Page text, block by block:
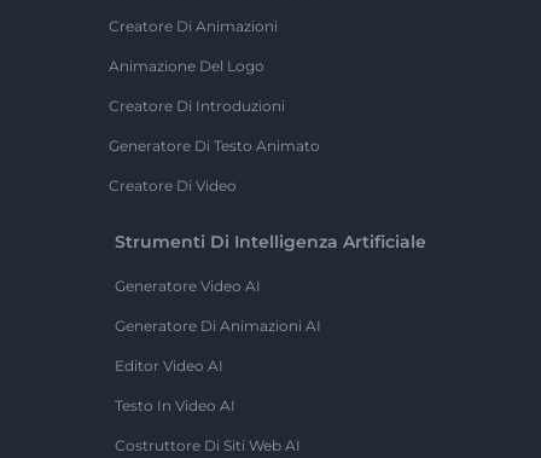
Creatore Di Animazioni
Animazione Del Logo
Creatore Di Introduzioni
Generatore Di Testo Animato
Creatore Di Video
Strumenti Di Intelligenza Artificiale
Generatore Video AI
Generatore Di Animazioni AI
Editor Video AI
Testo In Video AI
Costruttore Di Siti Web AI